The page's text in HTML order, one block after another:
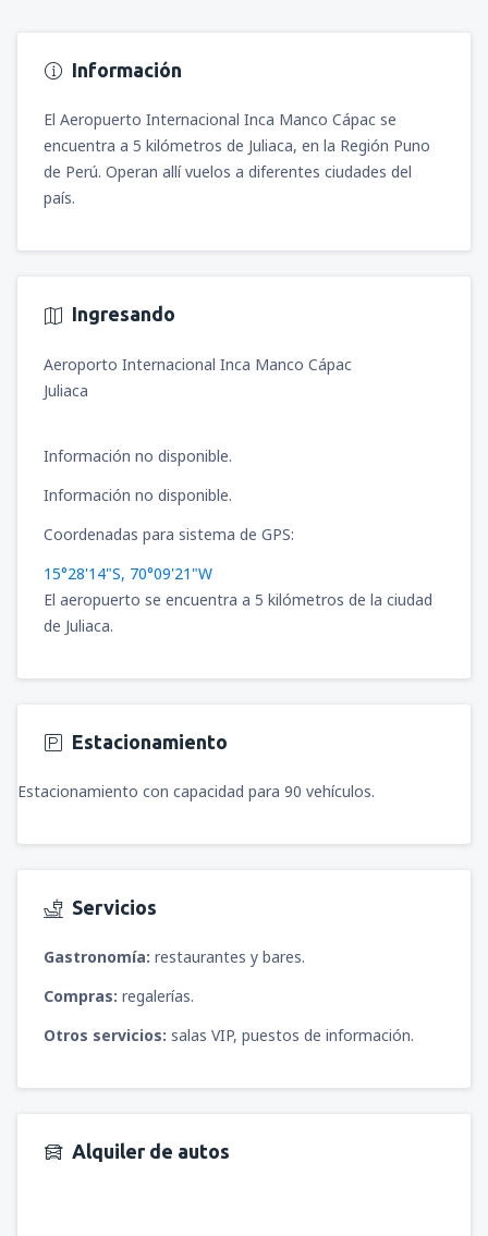
Información
El Aeropuerto Internacional Inca Manco Cápac se
encuentra a 5 kilómetros de Juliaca, en la Región Puno
de Perú. Operan allí vuelos a diferentes ciudades del
país.
Ingresando
Aeroporto Internacional Inca Manco Cápac
Juliaca
Información no disponible.
Información no disponible.
Coordenadas para sistema de GPS:
15°28'14"S, 70°09'21"W
El aeropuerto se encuentra a 5 kilómetros de la ciudad
de Juliaca.
Estacionamiento
Estacionamiento con capacidad para 90 vehículos.
Servicios
Gastronomía: restaurantes y bares.
Compras: regalerías.
Otros servicios: salas VIP, puestos de información.
Alquiler de autos